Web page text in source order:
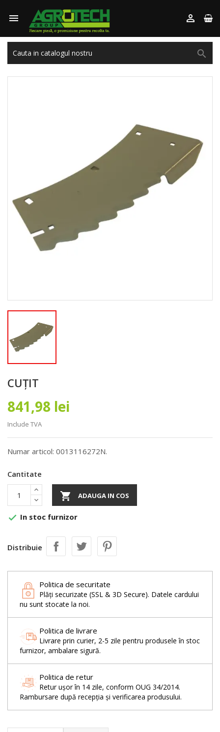
 

CUȚIT
841,98 lei
Include TVA
Numar articol: 0013116272N.
Cantitate
 ADAUGA IN COS
 In stoc furnizor
Distribuie
Politica de securitate
Plăți securizate (SSL & 3D Secure). Datele cardului
nu sunt stocate la noi.
Politica de livrare
Livrare prin curier, 2-5 zile pentru produsele în stoc
furnizor, ambalare sigură.
Politica de retur
Retur ușor în 14 zile, conform OUG 34/2014.
Rambursare după recepția și verificarea produsului.